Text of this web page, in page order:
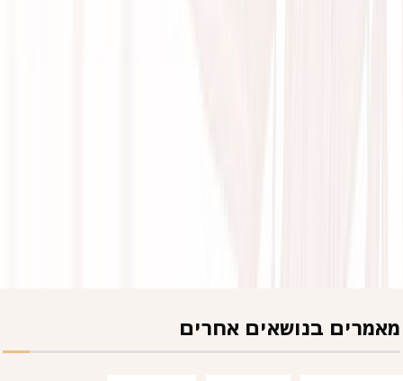
מאמרים בנושאים אחרים